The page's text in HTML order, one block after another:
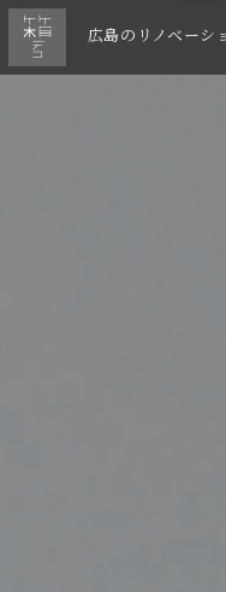
広島のリノベーシ